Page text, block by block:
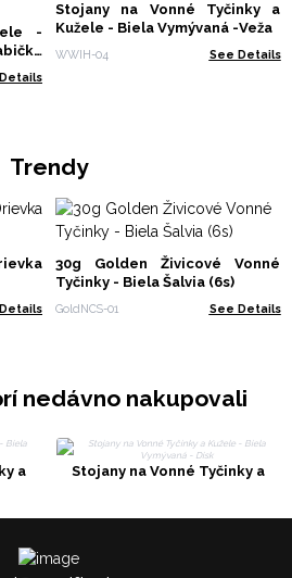
-
Stojany na Vonné Tyčinky a
Kužele - Biela Vymývaná -Veža
WWIH-04 See Details
Trendy
30g Golden Živicové Vonné
Tyčinky - Biela Šalvia (6s)
GoldNCS-01 See Details
nedávno nakupovali
a
Stojany na Vonné Tyčinky a